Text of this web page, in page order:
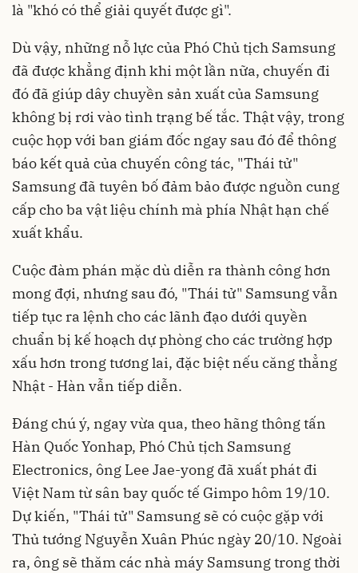
là "khó có thể giải quyết được gì".
Dù vậy, những nỗ lực của Phó Chủ tịch Samsung
đã được khẳng định khi một lần nữa, chuyến đi
đó đã giúp dây chuyền sản xuất của Samsung
không bị rơi vào tình trạng bế tắc. Thật vậy, trong
cuộc họp với ban giám đốc ngay sau đó để thông
báo kết quả của chuyến công tác, "Thái tử"
Samsung đã tuyên bố đảm bảo được nguồn cung
cấp cho ba vật liệu chính mà phía Nhật hạn chế
xuất khẩu.
Cuộc đàm phán mặc dù diễn ra thành công hơn
mong đợi, nhưng sau đó, "Thái tử" Samsung vẫn
tiếp tục ra lệnh cho các lãnh đạo dưới quyền
chuẩn bị kế hoạch dự phòng cho các trường hợp
xấu hơn trong tương lai, đặc biệt nếu căng thẳng
Nhật - Hàn vẫn tiếp diễn.
Đáng chú ý, ngay vừa qua, theo hãng thông tấn
Hàn Quốc Yonhap, Phó Chủ tịch Samsung
Electronics, ông Lee Jae-yong đã xuất phát đi
Việt Nam từ sân bay quốc tế Gimpo hôm 19/10.
Dự kiến, "Thái tử" Samsung sẽ có cuộc gặp với
Thủ tướng Nguyễn Xuân Phúc ngày 20/10. Ngoài
ra, ông sẽ thăm các nhà máy Samsung trong thời